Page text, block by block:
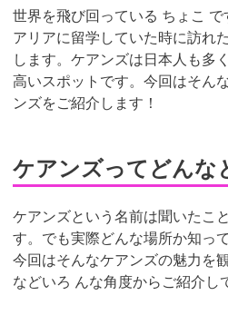
世界を飛び回っている ちょこ
アリアに留学していた時に訪れ
します。ケアンズは日本人も多
高いスポットです。今回はそん
ンズをご紹介します！
ケアンズってどんな
ケアンズという名前は聞いたこ
す。でも実際どんな場所か知っ
今回はそんなケアンズの魅力を
などいろ んな角度からご紹介し